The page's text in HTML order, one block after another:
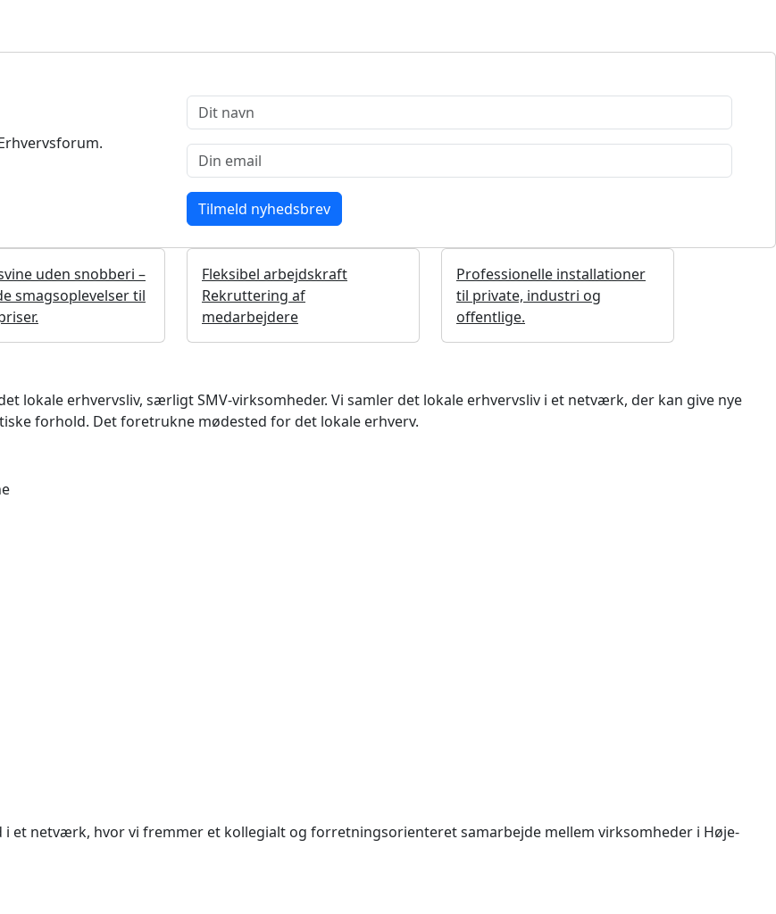
uden snobberi –
smagsoplevelser til
Fleksibel arbejdskraft
Rekruttering af
medarbejdere
Professionelle installationer
til private, industri og
offentlige.
lokale erhvervsliv, særligt SMV-virksomheder. Vi samler det lokale erhvervsliv i et netværk, der kan give nye
forhold. Det foretrukne mødested for det lokale erhverv.
et netværk, hvor vi fremmer et kollegialt og forretningsorienteret samarbejde mellem virksomheder i Høje-